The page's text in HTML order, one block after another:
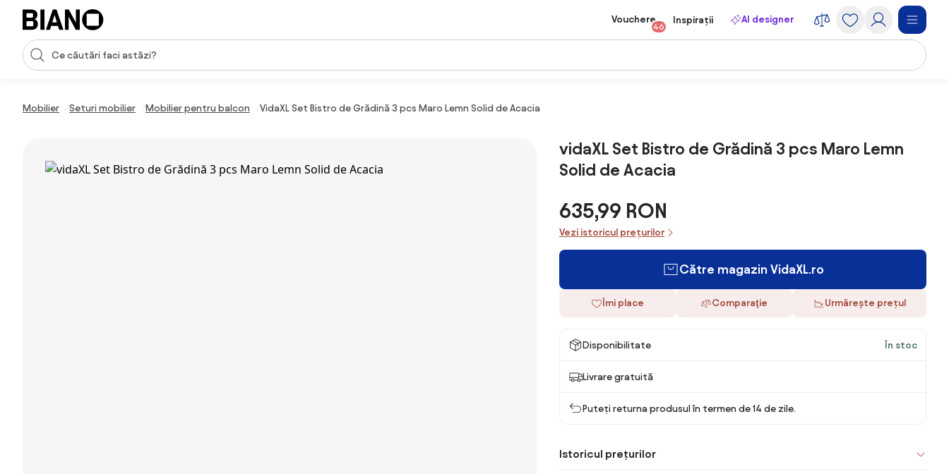
Sari peste navigare, accesează conținutul
Introducerea căutării
Vouchere
46
Inspirații AI designer
Mobilier Seturi mobilier Mobilier pentru balcon VidaXL Set Bistro de Grădină 3 pcs Maro Lemn Solid de Acacia
vidaXL Set Bistro de Grădină 3 pcs Maro Lemn
Solid de Acacia
635,99 RON
Vezi istoricul prețurilor
Către magazin VidaXL.ro
Îmi place Comparaţie Urmărește prețul
Disponibilitate În stoc
Livrare gratuită
Puteți returna produsul în termen de 14 de zile.
Istoricul prețurilor